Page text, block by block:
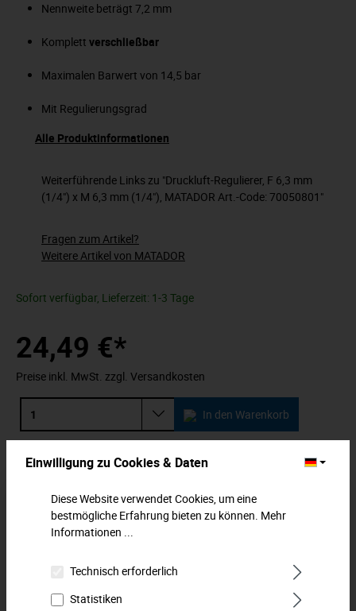
Nennweite beträgt 7,2 mm
Komplett verschließbar
Maximalen Barwert von 14,5 bar
Mit Regulierungsgrad
Alle Produktinformationen
Weiterführende Links zu "Druckluft-Regulierer, F 6,3 mm
(1/4") x M 6,3 mm (1/4"), MATADOR Art.-Code: 70050801"
Fragen zum Artikel?
Weitere Artikel von MATADOR
Sofort verfügbar, Lieferzeit: 1-3 Tage
24,49 €*
Preise inkl. MwSt. zzgl. Versandkosten
In den Warenkorb
Beschreibung
Druckluft-Regulierer, 1/4", 1/4". Material: Messing. Zum
Downloads
Einwilligung zu Cookies & Daten
Diese Website verwendet Cookies, um eine
bestmögliche Erfahrung bieten zu können. Mehr
Informationen ...
Technisch erforderlich
Statistiken